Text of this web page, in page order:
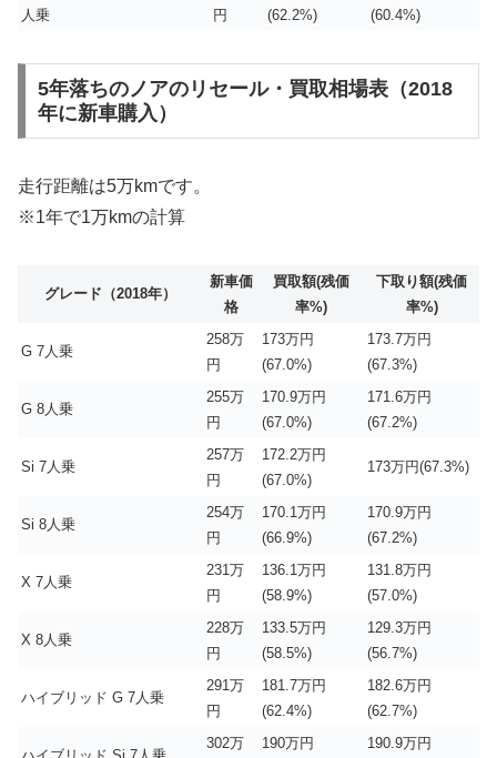
人乗
円
(62.2%)
(60.4%)
5年落ちのノアのリセール・買取相場表（2018
年に新車購入）
走行距離は5万kmです。
※1年で1万kmの計算
グレード（2018年）
新車価
格
買取額(残価
率%)
下取り額(残価
率%)
G 7人乗
258万
円
173万円
(67.0%)
173.7万円
(67.3%)
G 8人乗
255万
円
170.9万円
(67.0%)
171.6万円
(67.2%)
Si 7人乗
257万
円
172.2万円
(67.0%)
173万円(67.3%)
Si 8人乗
254万
円
170.1万円
(66.9%)
170.9万円
(67.2%)
X 7人乗
231万
円
136.1万円
(58.9%)
131.8万円
(57.0%)
X 8人乗
228万
円
133.5万円
(58.5%)
129.3万円
(56.7%)
ハイブリッド G 7人乗
291万
円
181.7万円
(62.4%)
182.6万円
(62.7%)
302万
190万円
190.9万円